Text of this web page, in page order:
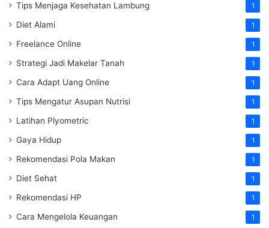
Tips Menjaga Kesehatan Lambung 1
Diet Alami 1
Freelance Online 1
Strategi Jadi Makelar Tanah 1
Cara Adapt Uang Online 1
Tips Mengatur Asupan Nutrisi 1
Latihan Plyometric 1
Gaya Hidup 1
Rekomendasi Pola Makan 1
Diet Sehat 1
Rekomendasi HP 1
Cara Mengelola Keuangan 1